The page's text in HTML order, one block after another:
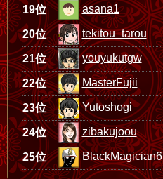
19位 asana1
20位 tekitou_tarou
21位 youyukutgw
22位 MasterFujii
23位 Yutoshogi
24位 zibakujoou
25位 BlackMagician6